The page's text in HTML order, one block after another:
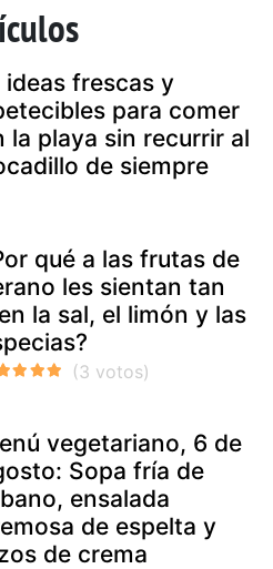
ideas frescas y
para comer
la playa sin recurrir al
de siempre
qué a las frutas de
les sientan tan
la sal, el limón y las
vegetariano, 6 de
Sopa fría de
ensalada
de espelta y
de crema